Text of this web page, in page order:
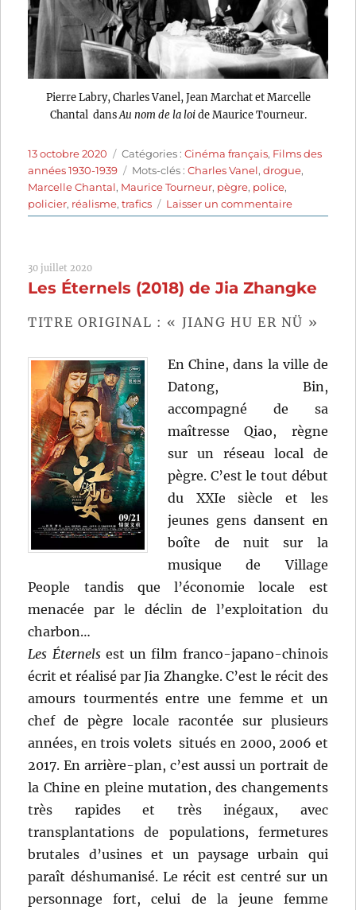
Pierre Labry, Charles Vanel, Jean Marchat et Marcelle
Chantal dansAu nom de la loide Maurice Tourneur.
Publié
le
13 octobre 2020 Catégories
Catégories :Cinéma français, Films des
années 1930-1939
Étiquettes
Mots-clés :Charles Vanel,drogue,
Marcelle Chantal, Maurice Tourneur, pègre, police,
policier, réalisme,trafics Laisser un commentairesur
Au
loi
de
30 juillet 2020
Les Éternels (2018) de Jia Zhangke
TITRE ORIGINAL : « JIANG HU ER NÜ »
En Chine, dans la ville de
Datong, Bin,
accompagné de sa
maîtresse Qiao, règne
sur un réseau local de
pègre. C’est le tout début
du XXIe siècle et les
jeunes gens dansent en
boîte de nuit sur la
musique de Village
People tandis que l’économie locale est
menacée par le déclin de l’exploitation du
charbon…
Les Éternelsest un film franco-japano-chinois
écrit et réalisé par Jia Zhangke. C’est le récit des
amours tourmentés entre une femme et un
chef de pègre locale racontée sur plusieurs
années, en trois volets situés en 2000, 2006 et
2017. En arrière-plan, c’est aussi un portrait de
la Chine en pleine mutation, des changements
très rapides et très inégaux, avec
transplantations de populations, fermetures
brutales d’usines et un paysage urbain qui
paraît déshumanisé. Le récit est centré sur un
personnage fort, celui de la jeune femme